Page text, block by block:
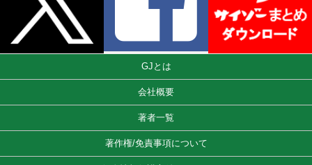
GJとは
会社概要
著者一覧
著作権/免責事項について